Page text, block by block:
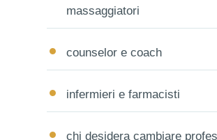
massaggiatori
counselor e coach
infermieri e farmacisti
chi desidera cambiare